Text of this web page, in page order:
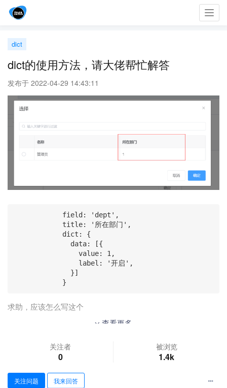
dict
dict的使用方法，请大佬帮忙解答
发布于 2022-04-29 14:43:11
            }
求助，应该怎么写这个
查看更多
关注者
0
被浏览
1.4k
关注问题 我来回答